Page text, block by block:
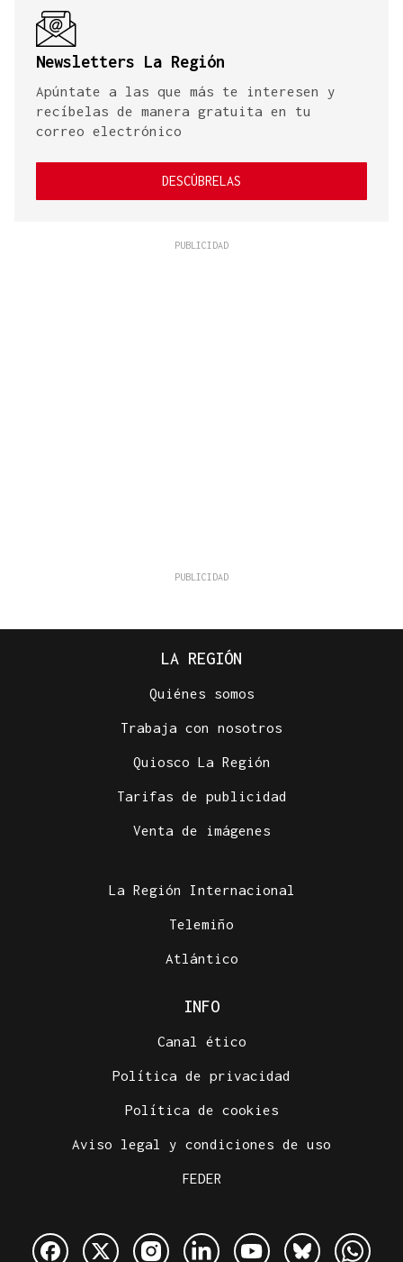
Newsletters La Región
Apúntate a las que más te interesen y
recíbelas de manera gratuita en tu
correo electrónico
DESCÚBRELAS
LA REGIÓN
Quiénes somos
Trabaja con nosotros
Quiosco La Región
Tarifas de publicidad
Venta de imágenes
La Región Internacional
Telemiño
Atlántico
INFO
Canal ético
Política de privacidad
Política de cookies
Aviso legal y condiciones de uso
FEDER